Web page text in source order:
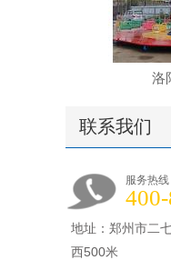
洛
联系我们
服务热线
地址：郑州市二
西500米